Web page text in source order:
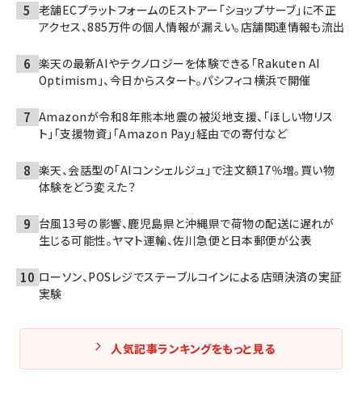
老舗ECプラットフォームのEストアー「ショップサーブ」に不正
アクセス、885万件の個人情報が漏えい。店舗関連情報も流出
楽天の最新AIやテクノロジーを体験できる「Rakuten AI
Optimism」、今日からスタート。パシフィコ横浜で開催
Amazonが令和8年熊本地震の被災地支援、「ほしい物リス
ト」「支援物資」「Amazon Pay」経由での寄付など
楽天、会話型の「AIコンシェルジュ」で注文額17％増。買い物
体験をどう変えた？
台風13号の影響、鹿児島県と沖縄県で荷物の配送に遅れが
生じる可能性。ヤマト運輸、佐川急便と日本郵便が公表
ローソン、POSレジでステーブルコインによる店頭決済の実証
実験
人気記事ランキングをもっと見る